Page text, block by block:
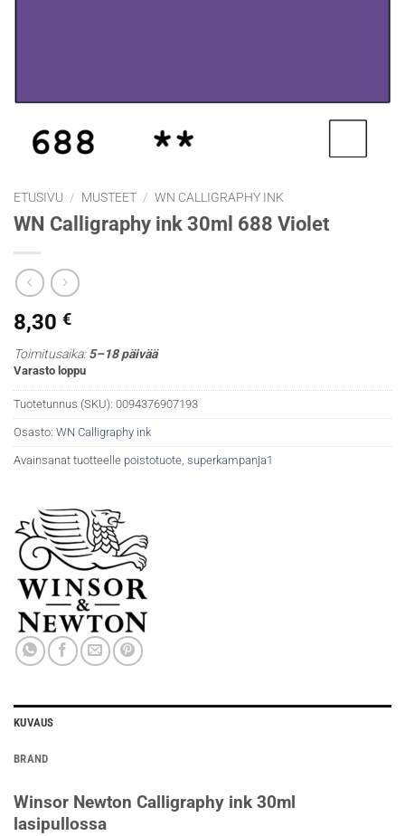
ETUSIVU / MUSTEET / WN CALLIGRAPHY INK
WN Calligraphy ink 30ml 688 Violet
8,30 €
Toimitusaika:5–18 päivää
Varasto loppu
Tuotetunnus (SKU): 0094376907193
Osasto: WN Calligraphy ink
Avainsanat tuotteelle poistotuote, superkampanja1
KUVAUS
BRAND
Winsor Newton Calligraphy ink 30ml
lasipullossa